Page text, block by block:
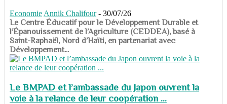
Economie Annik Chalifour - 30/07/26
​​​​​​​Le Centre Éducatif pour le Développement Durable et
l’Épanouissement de l’Agriculture (CEDDEA), basé à
Saint-Raphaël, Nord d’Haïti, en partenariat avec
Développement...
Le BMPAD et l’ambassade du Japon ouvrent la
voie à la relance de leur coopération ...